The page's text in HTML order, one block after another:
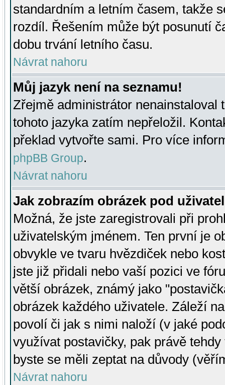
standardním a letním časem, takže
rozdíl. Řešením může být posunutí
dobu trvání letního času.
Návrat nahoru
Můj jazyk není na seznamu!
Zřejmě administrátor nenainstaloval
tohoto jazyka zatím nepřeložil.
překlad vytvořte sami. Pro více
phpBB Group.
Návrat nahoru
Jak zobrazím obrázek pod
Možná, že jste zaregistrovali při
uživatelským jménem. Ten první je
obvykle ve tvaru hvězdiček nebo
jste již přidali nebo vaší pozici ve
větší obrázek, známý jako
obrázek každého uživatele. Záleží
povolí či jak s nimi naloží (v jaké
využívat postavičky, pak právě
byste se měli zeptat na důvody
Návrat nahoru